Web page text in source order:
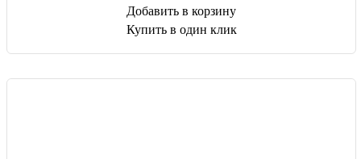
Добавить в корзину
Купить в один клик